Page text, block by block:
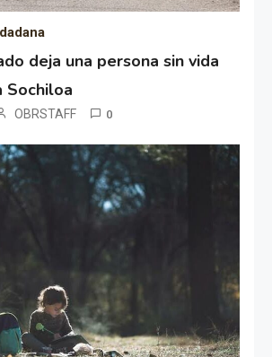
deja una persona sin vida
Sochiloa
OBRSTAFF 0